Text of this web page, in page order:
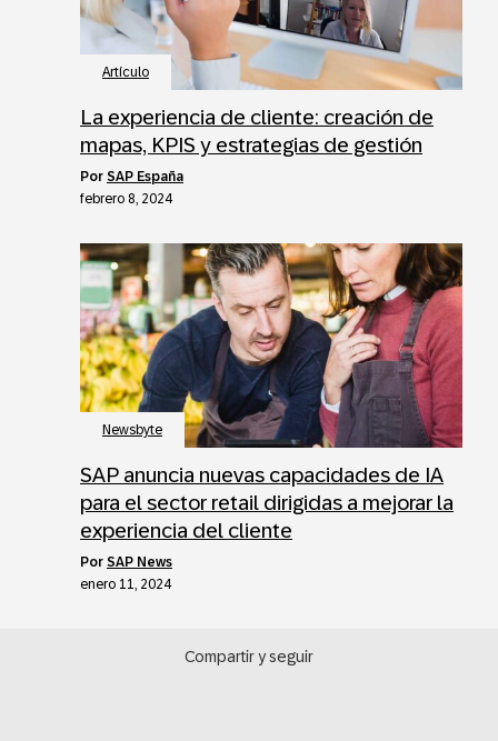
Artículo
La experiencia de cliente: creación de
mapas, KPIS y estrategias de gestión
por SAP España
febrero 8, 2024
Newsbyte
SAP anuncia nuevas capacidades de IA
para el sector retail dirigidas a mejorar la
experiencia del cliente
por SAP News
enero 11, 2024
Compartir y seguir